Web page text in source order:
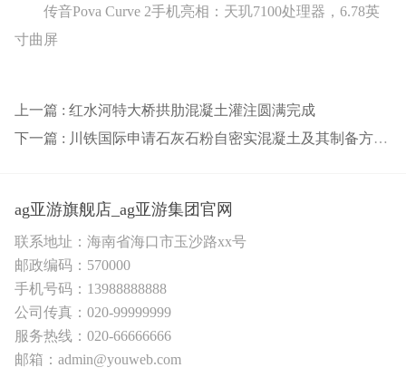
传音Pova Curve 2手机亮相：天玑7100处理器，6.78英
寸曲屏
上一篇 : 红水河特大桥拱肋混凝土灌注圆满完成
下一篇 : 川铁国际申请石灰石粉自密实混凝土及其制备方法专利 具有较高的和易性
ag亚游旗舰店_ag亚游集团官网
联系地址：海南省海口市玉沙路xx号
邮政编码：570000
手机号码：13988888888
公司传真：020-99999999
服务热线：020-66666666
邮箱：admin@youweb.com